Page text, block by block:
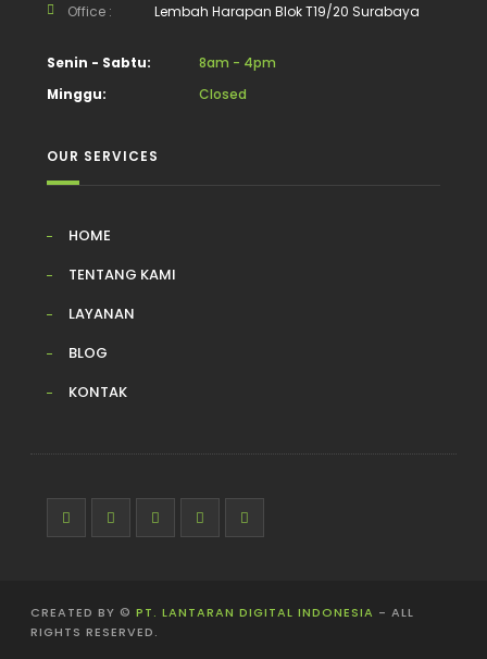
Office : Lembah Harapan Blok T19/20 Surabaya
Senin - Sabtu:
8am - 4pm
Minggu:
Closed
OUR SERVICES
HOME
TENTANG KAMI
LAYANAN
BLOG
KONTAK
CREATED BY © PT. LANTARAN DIGITAL INDONESIA - ALL
RIGHTS RESERVED.